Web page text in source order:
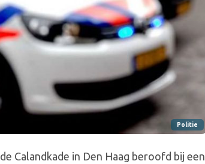
Politie
Calandkade in Den Haag beroofd bij een